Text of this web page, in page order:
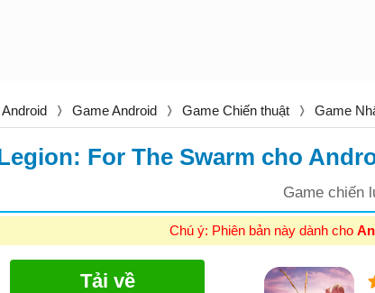
Android Game Android Game Chiến thuật Game
For The Swarm cho
Game chiến
Chú ý: Phiên bản này dành cho
Tải về